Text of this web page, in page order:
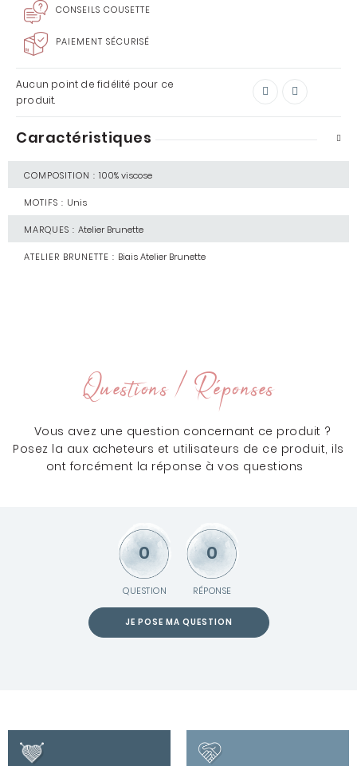
CONSEILS COUSETTE
PAIEMENT SÉCURISÉ
Aucun point de fidélité pour ce
produit.
Caractéristiques
COMPOSITION : 100% viscose
MOTIFS : Unis
MARQUES : Atelier Brunette
ATELIER BRUNETTE : Biais Atelier Brunette
Questions / Réponses
Vous avez une question concernant ce produit ?
Posez la aux acheteurs et utilisateurs de ce produit, ils
ont forcément la réponse à vos questions
0
QUESTION
0
RÉPONSE
JE POSE MA QUESTION